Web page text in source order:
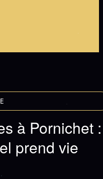
à Pornichet :
prend vie